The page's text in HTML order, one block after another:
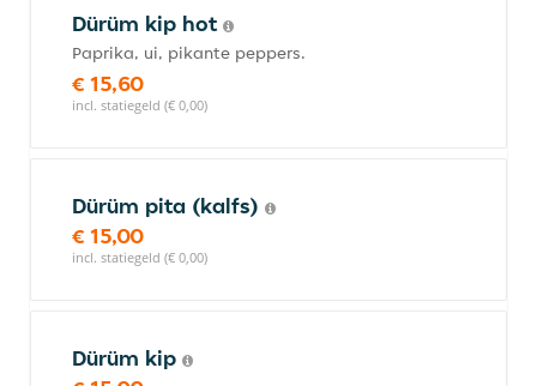
Dürüm kip hot
Paprika, ui, pikante peppers.
€ 15,60
incl. statiegeld (€ 0,00)
Dürüm pita (kalfs)
€ 15,00
incl. statiegeld (€ 0,00)
Dürüm kip